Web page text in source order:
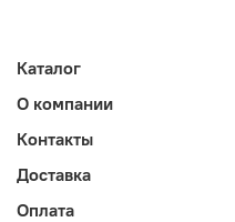
Каталог
О компании
Контакты
Доставка
Оплата